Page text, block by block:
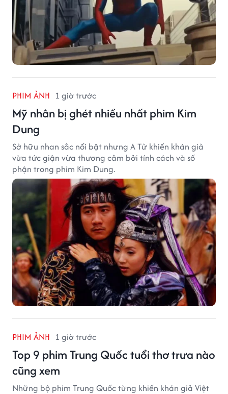
PHIM ẢNH 1 giờ trước
Mỹ nhân bị ghét nhiều nhất phim Kim
Dung
Sở hữu nhan sắc nổi bật nhưng A Tử khiến khán giả
vừa tức giận vừa thương cảm bởi tính cách và số
phận trong phim Kim Dung.
PHIM ẢNH 1 giờ trước
Top 9 phim Trung Quốc tuổi thơ trưa nào
cũng xem
Những bộ phim Trung Quốc từng khiến khán giả Việt